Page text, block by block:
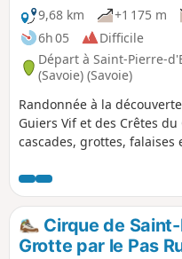
9,68 km
+1 175 m
6h 05
Difficile
Départ à Saint-Pierre-
(Savoie) (Savoie)
Randonnée à la
Guiers Vif et des Crêtes
cascades, grottes, falaises
certains secteurs (Pas de la
déconseillée aux
vertige et par temps
Cirque de
Grotte par le Pas